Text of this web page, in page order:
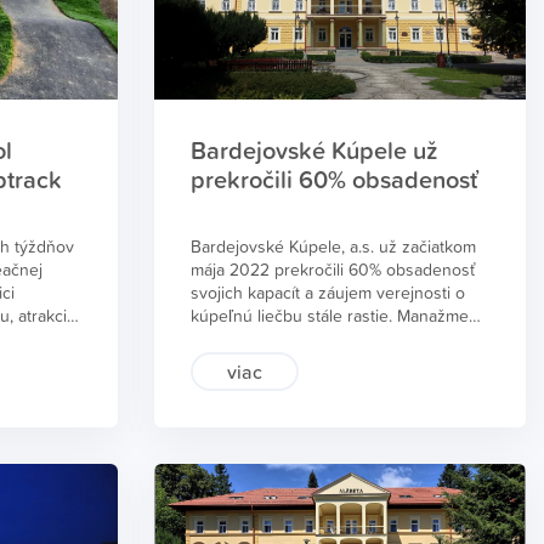
Old
týždňov
atrakciu
Bardejovské Kúpele už
prekročili 60% obsadenosť
Bardejovské Kúpele, a.s. už začiatkom
mája 2022 prekročili 60% obsadenosť
svojich kapacít a záujem verejnosti o
kúpeľnú liečbu stále rastie. Manažment
obsadenosť viac než 70% a v júli,
auguste a septembri by mohli byt
porovnateľné z obsadenosťou z leta
roku 2019. Ani to však nezmaže straty
zo začiatku tohto a predchádzajúcich
viac